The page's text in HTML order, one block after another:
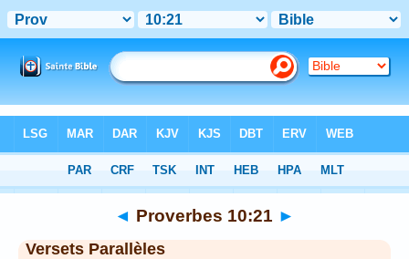
Chapitre 10 > Verset 21
◄ Proverbes 10:21 ►
Versets Parallèles